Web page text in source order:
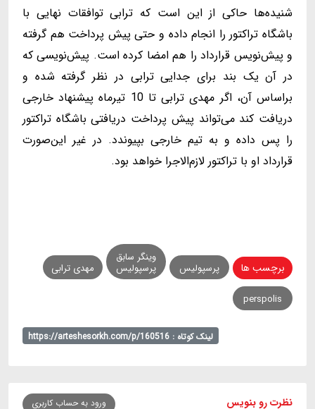
شنیده‌ها حاکی از این است که ترابی توافقات نهایی با
باشگاه تراکتور را انجام داده و حتی پیش پرداخت هم گرفته
و پیش‌نویس قرارداد را هم امضا کرده است. پیش‌نویسی که
در آن یک بند برای جدایی ترابی در نظر گرفته شده و
براساس آن، اگر مهدی ترابی تا 10 تیرماه پیشنهاد خارجی
دریافت کند می‌تواند پیش پرداخت دریافتی باشگاه تراکتور
را پس داده و به تیم خارجی بپیوندد. در غیر این‌صورت
قرارداد او با تراکتور لازم‌الاجرا خواهد بود.
برچسب ها پرسپولیس
وینگر سابق
پرسپولیس مهدی ترابی
perspolis
لینک کوتاه : https://arteshesorkh.com/p/160516
نظرت رو بنویس ورود به حساب کاربری